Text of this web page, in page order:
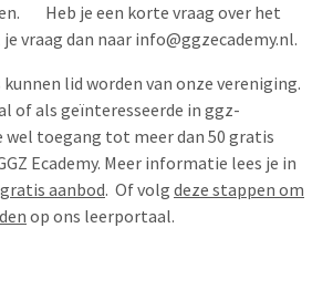
Heb je een korte vraag over het
vraag dan naar info@ggzecademy.nl.
lid worden van onze vereniging.
of als geïnteresseerde in ggz-
wel toegang tot meer dan 50 gratis
Ecademy. Meer informatie lees je in
aanbod. Of volg deze stappen om
op ons leerportaal.